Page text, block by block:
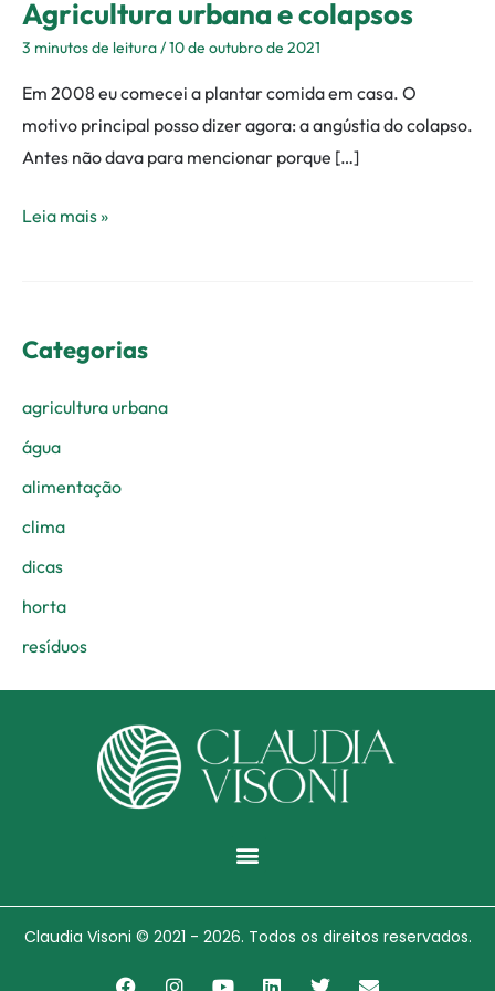
Agricultura urbana e colapsos
3 minutos de leitura/10 de outubro de 2021
Em 2008 eu comecei a plantar comida em casa. O
motivo principal posso dizer agora: a angústia do colapso.
Antes não dava para mencionar porque […]
Leia mais »
Categorias
agricultura urbana
água
alimentação
clima
dicas
horta
resíduos
Menu
Claudia Visoni © 2021 - 2026. Todos os direitos reservados.
F I Y L T E